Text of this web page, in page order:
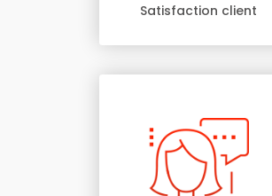
Satisfaction client